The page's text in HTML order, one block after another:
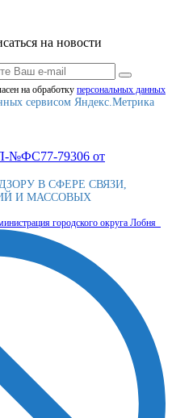
на новости
на обработку персональныx данных
сервисом Яндекс.Метрика
№ФС77-79306 от
В СФЕРЕ СВЯЗИ,
И МАССОВЫХ
городского округа Лобня